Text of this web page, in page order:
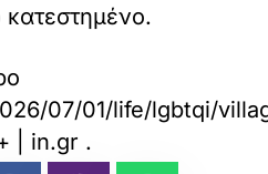
κατεστημένο.
07/01/life/lgbtqi/
| in.gr .